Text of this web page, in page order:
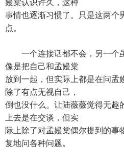
嫚棠认识许久，这种
事情也逐渐习惯了。只是这两个
点。
一个连接话都不会，另一个
像是把自己和孟嫚棠
放到一起，但实际上都是在问孟
除了有点无视自己，
倒也没什么。让陆薇薇觉得无趣
上去是在交谈，但实
际上除了对孟嫚棠偶尔提到的事
复地问各种问题。